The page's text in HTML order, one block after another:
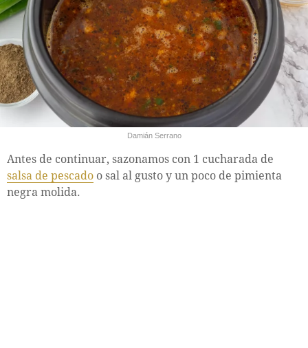
Damián Serrano
Antes de continuar, sazonamos con 1 cucharada de
salsa de pescado o sal al gusto y un poco de pimienta
negra molida.